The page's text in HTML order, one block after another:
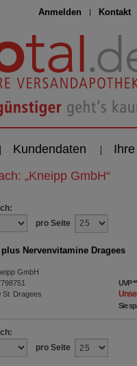
Anmelden Kontakt
Kundendaten
„Kneipp GmbH“
pro Seite
Nervenvitamine Dragees
GmbH
St Dragees
UVP**
Sie
pro Seite